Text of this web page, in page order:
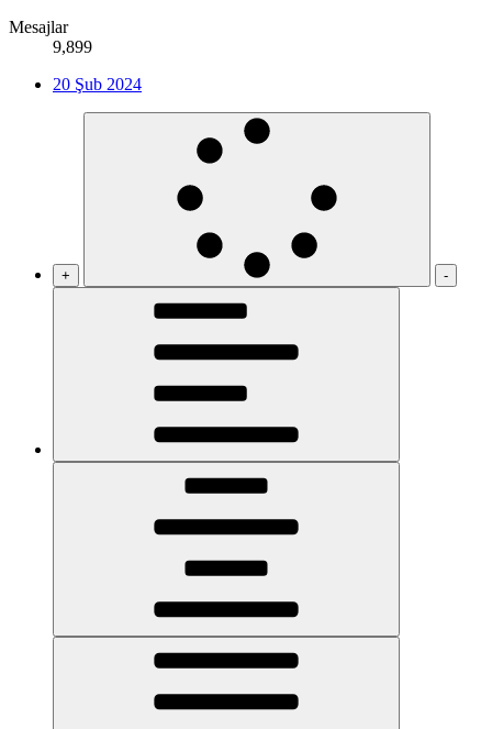
Mesajlar
9,899
20 Şub 2024
+ -